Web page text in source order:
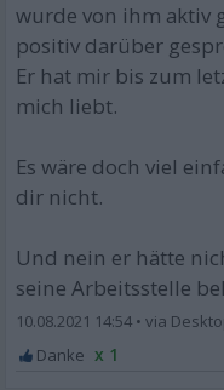
wurde von ihm aktiv
positiv darüber
Er hat mir bis zum
mich liebt.
Es wäre doch viel
dir nicht.
Und nein er hätte
seine Arbeitsstelle
10.08.2021 14:54 •
x 1